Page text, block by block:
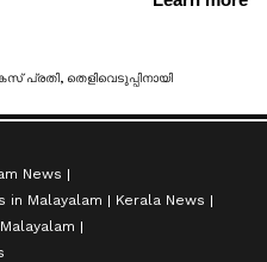
News
in Malayalam
Kerala News